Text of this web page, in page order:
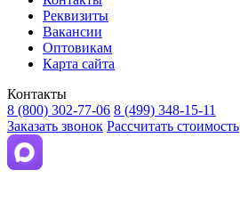
Реквизиты
Вакансии
Оптовикам
Карта сайта
Контакты
8 (800) 302-77-06 8 (499) 348-15-11
Заказать звонок Рассчитать стоимость